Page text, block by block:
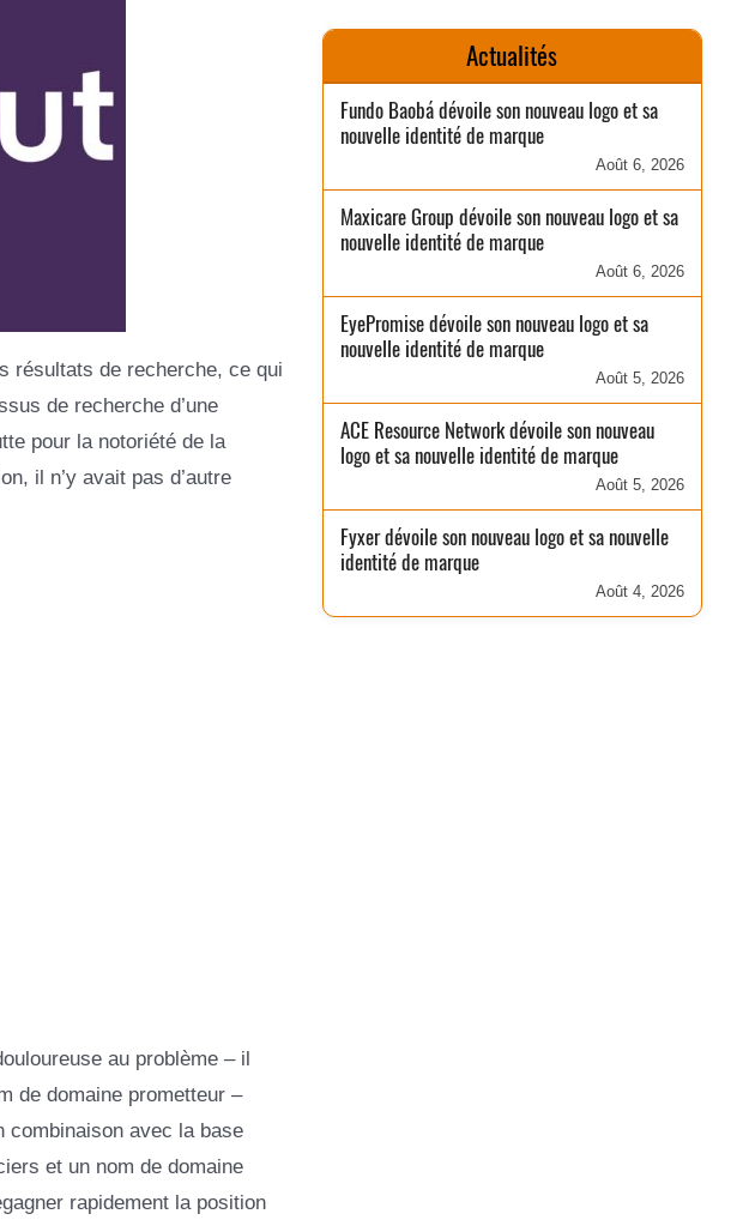
résultats de recherche, ce qui
de recherche d’une
pour la notoriété de la
il n’y avait pas d’autre
au problème – il
de domaine prometteur –
combinaison avec la base
et un nom de domaine
rapidement la position
Actualités
Fundo Baobá dévoile son nouveau logo et sa
nouvelle identité de marque
Août 6, 2026
Maxicare Group dévoile son nouveau logo et sa
nouvelle identité de marque
Août 6, 2026
EyePromise dévoile son nouveau logo et sa
nouvelle identité de marque
Août 5, 2026
ACE Resource Network dévoile son nouveau
logo et sa nouvelle identité de marque
Août 5, 2026
Fyxer dévoile son nouveau logo et sa nouvelle
identité de marque
Août 4, 2026